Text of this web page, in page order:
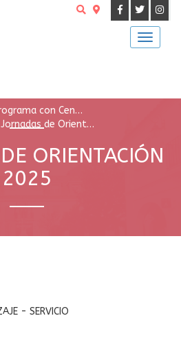
con Centros Educativos
Jornadas de Orientación 2025
ORIENTACIÓN
2025
- SERVICIO